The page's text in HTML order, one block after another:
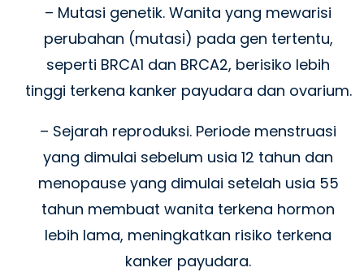
– Mutasi genetik. Wanita yang mewarisi
perubahan (mutasi) pada gen tertentu,
seperti BRCA1 dan BRCA2, berisiko lebih
tinggi terkena kanker payudara dan ovarium.
– Sejarah reproduksi. Periode menstruasi
yang dimulai sebelum usia 12 tahun dan
menopause yang dimulai setelah usia 55
tahun membuat wanita terkena hormon
lebih lama, meningkatkan risiko terkena
kanker payudara.